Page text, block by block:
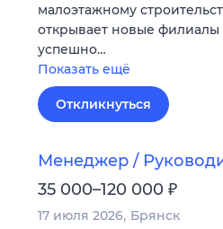
малоэтажному
открывает новые филиалы
успешно…
Показать ещё
Откликнуться
Менеджер /
35 000–120 000 ₽
17 июля 2026 Брянск